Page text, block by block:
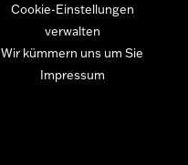
Cookie-Einstellungen
verwalten
Wir kümmern uns um Sie
Impressum